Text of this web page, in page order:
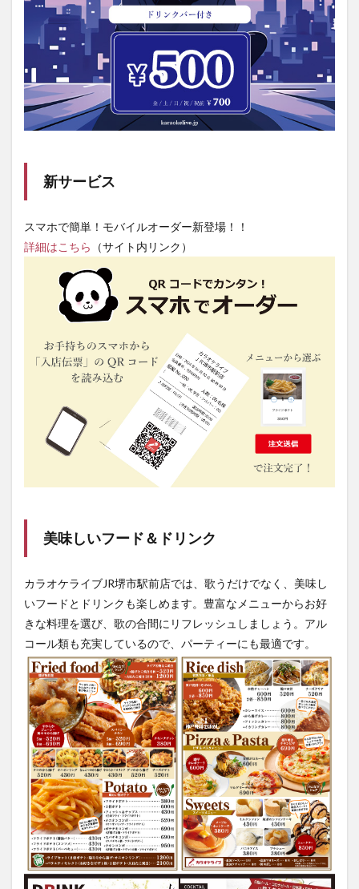
新サービス
スマホで簡単！モバイルオーダー新登場！！
詳細はこちら
（サイト内リンク）
美味しいフード＆ドリンク
カラオケライブJR堺市駅前店では、歌うだけでなく、美味し
いフードとドリンクも楽しめます。豊富なメニューからお好
きな料理を選び、歌の合間にリフレッシュしましょう。アル
コール類も充実しているので、パーティーにも最適です。